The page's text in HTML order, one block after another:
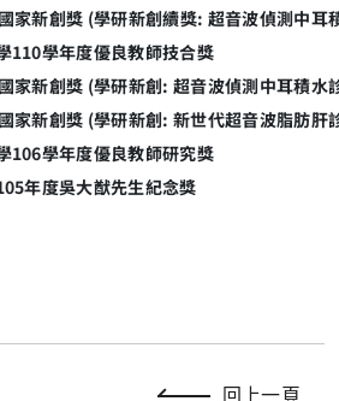
家新創獎 (學研新創續獎: 超音波偵測中耳
110學年度優良教師技合獎
家新創獎 (學研新創: 超音波偵測中耳積水
家新創獎 (學研新創: 新世代超音波脂肪肝
106學年度優良教師研究獎
年度吳大猷先生紀念獎
回上一頁